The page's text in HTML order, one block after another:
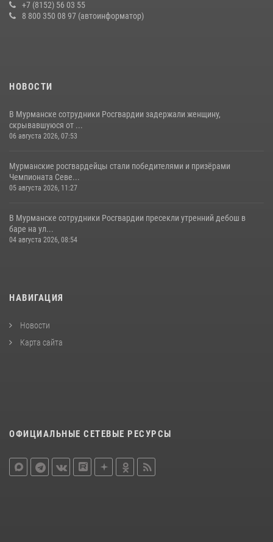
16 июля 2026, 08:31
+7 (8152) 56 03 55
8 800 350 08 97 (автоинформатор)
НОВОСТИ
В Мурманске сотрудники Росгвардии задержали женщину,
скрывавшуюся от ...
06 августа 2026, 07:53
Мурманские росгвардейцы стали победителями и призёрами
Чемпионата Севе...
05 августа 2026, 11:27
В Мурманске сотрудники Росгвардии пресекли утренний дебош в
баре на ул...
04 августа 2026, 08:54
НАВИГАЦИЯ
Новости
Карта сайта
ОФИЦИАЛЬНЫЕ СЕТЕВЫЕ РЕСУРСЫ